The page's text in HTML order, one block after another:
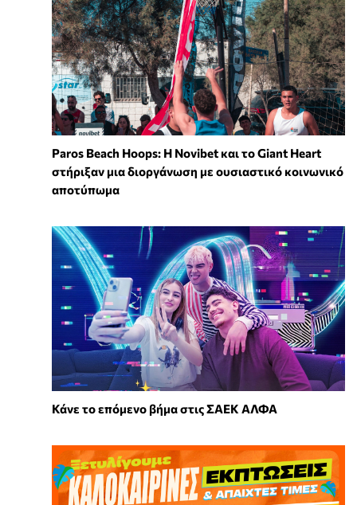
Paros Beach Hoops: Η Novibet και το Giant Heart
στήριξαν μια διοργάνωση με ουσιαστικό κοινωνικό
αποτύπωμα
Κάνε το επόμενο βήμα στις ΣΑΕΚ ΑΛΦΑ